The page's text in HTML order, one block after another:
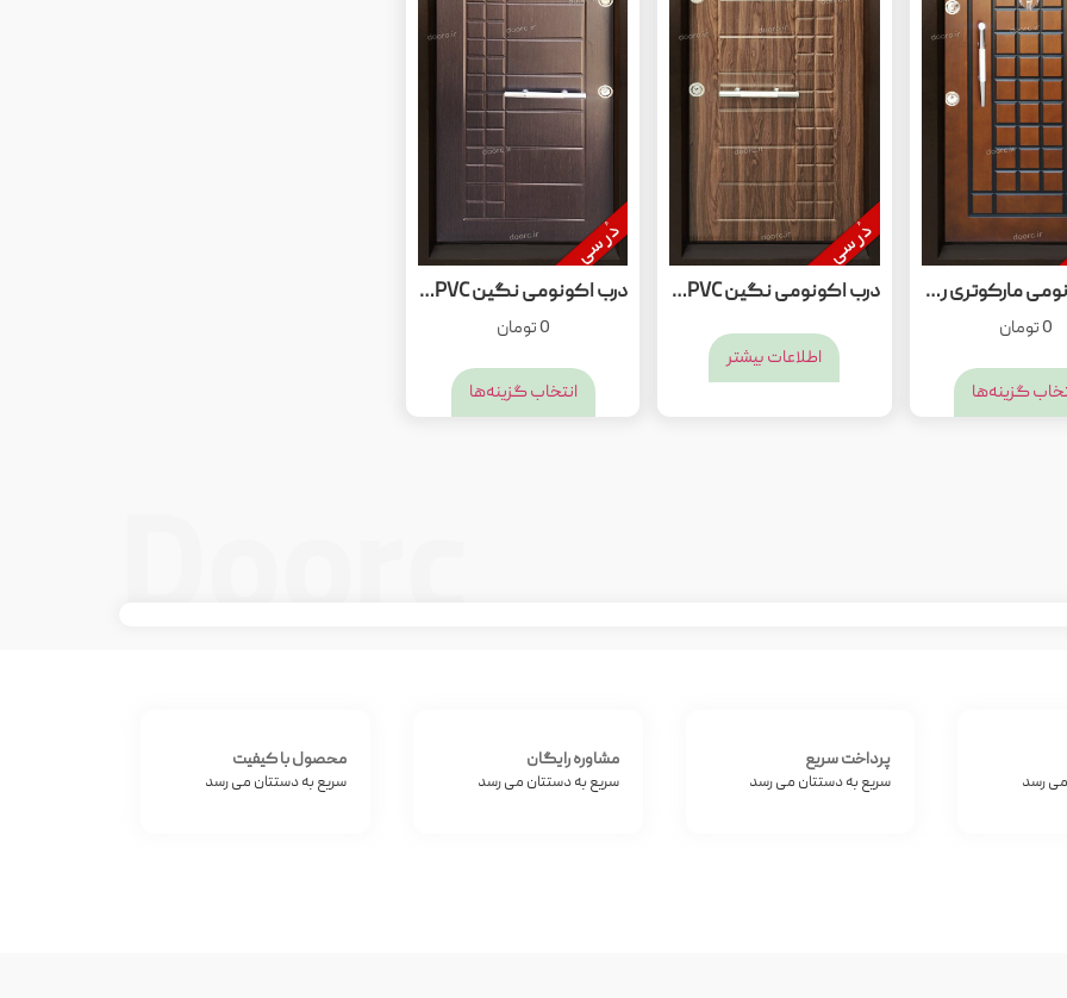
درب اکونومی مارکوتری روکش راش
0تومان
گزینه‌ها
درب اکونومی نگین PVC گردونوین
اطلاعات بیشتر
درب اکونومی نگین PVC ونگه
0تومان
انتخاب گزینه‌ها
رسد
پرداخت سریع
سریع به دستتان می رسد
مشاوره رایگان
سریع به دستتان می رسد
محصول با کیفیت
سریع به دستتان می رسد